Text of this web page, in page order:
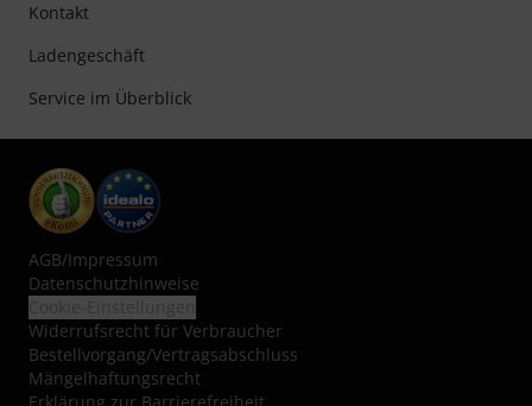
Kontakt
Ladengeschäft
Service im Überblick
AGB/Impressum
Datenschutzhinweise
Widerrufsrecht für Verbraucher
Bestellvorgang/Vertragsabschluss
Mängelhaftungsrecht